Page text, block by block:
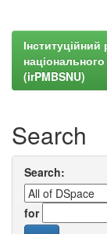
(irPMBSNU)
Search
Search:
for